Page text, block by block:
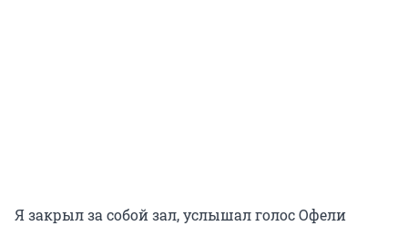
Я закрыл за собой зал, услышал голос Офели